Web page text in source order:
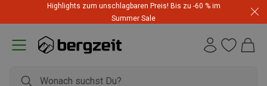
Highlights zum unschlagbaren Preis! Bis zu -60 % im
Summer Sale